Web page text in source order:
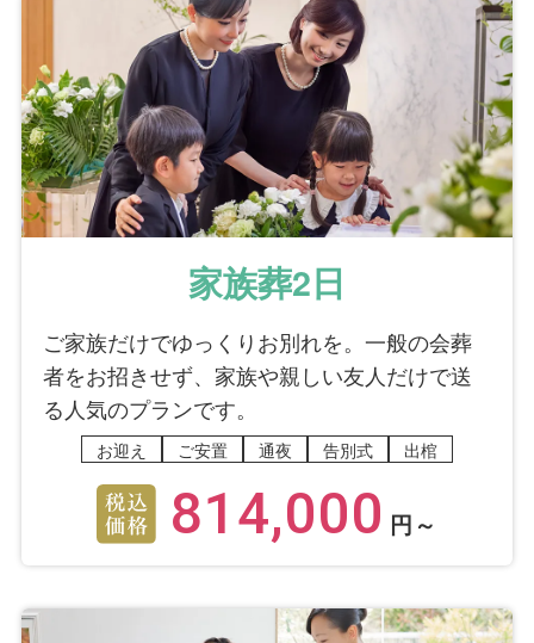
家族葬2日
ご家族だけでゆっくりお別れを。一般の会葬
者をお招きせず、家族や親しい友人だけで送
る人気のプランです。
お迎え ご安置 通夜 告別式 出棺
814,000 円～